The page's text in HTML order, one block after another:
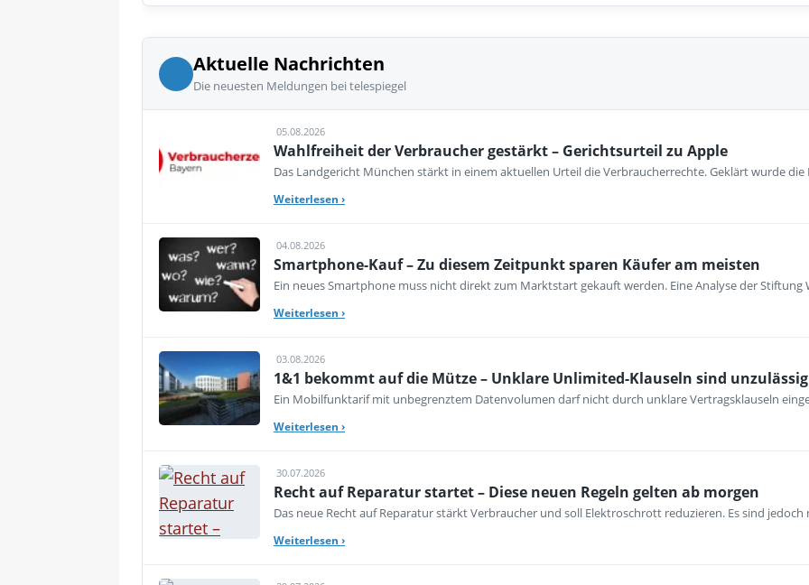
Aktuelle Nachrichten
Die neuesten Meldungen bei telespiegel
05.08.2026
Wahlfreiheit der Verbraucher gestärkt – Gerichtsurteil zu Apple
Das Landgericht München stärkt in einem aktuellen Urteil die Verbraucherrechte. Geklärt wurde die
Weiterlesen ›
04.08.2026
Smartphone-Kauf – Zu diesem Zeitpunkt sparen Käufer am meisten
Ein neues Smartphone muss nicht direkt zum Marktstart gekauft werden. Eine Analyse der Stiftung
Weiterlesen ›
03.08.2026
1&1 bekommt auf die Mütze – Unklare Unlimited-Klauseln sind unzulässig
Ein Mobilfunktarif mit unbegrenztem Datenvolumen darf nicht durch unklare Vertragsklauseln
Weiterlesen ›
30.07.2026
Recht auf Reparatur startet – Diese neuen Regeln gelten ab morgen
Das neue Recht auf Reparatur stärkt Verbraucher und soll Elektroschrott reduzieren. Es sind jedoch
Weiterlesen ›